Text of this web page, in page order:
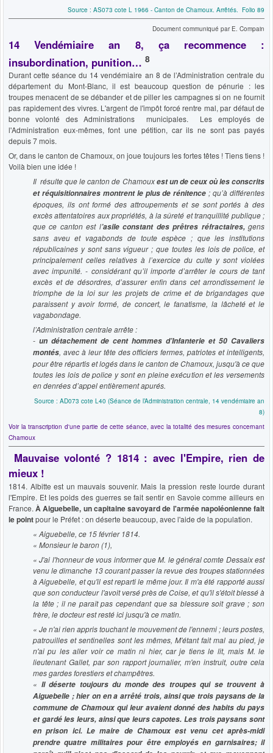
Source : AS073 cote L 1966 - Canton de Chamoux. Arrêtés. Folio 89
Document communiqué par E. Compain
14 Vendémiaire an 8, ça recommence :
insubordination, punition… 8
Durant cette séance du 14 vendémiaire an 8 de l’Administration centrale du
département du Mont-Blanc, il est beaucoup question de pénurie : les
troupes menacent de se débander et de piller les campagnes si on ne fournit
pas rapidement des vivres. L'argent de l'impôt forcé rentre mal, par défaut de
bonne volonté des Administrations municipales. Les employés de
l'Administration eux-mêmes, font une pétition, car ils ne sont pas payés
depuis 7 mois.
Or, dans le canton de Chamoux, on joue toujours les fortes têtes ! Tiens tiens !
Voilà bien une idée !
Il résulte que le canton de Chamouxest un de ceux où les conscrits
et réquisitionnaires montrent le plus de rénitence ; qu’à différentes
époques, ils ont formé des attroupements et se sont portés à des
excès attentatoires aux propriétés, à la sûreté et tranquillité publique ;
que ce canton est l’asile constant des prêtres réfractaires,gens
sans aveu et vagabonds de toute espèce ; que les institutions
républicaines y sont sans vigueur ; que toutes les lois de police, et
principalement celles relatives à l’exercice du culte y sont violées
avec impunité. - considérant qu’il importe d’arrêter le cours de tant
excès et de désordres, d’assurer enfin dans cet arrondissement le
triomphe de la loi sur les projets de crime et de brigandages que
paraissent y avoir formé, de concert, le fanatisme, la lâcheté et le
vagabondage.
l’Administration centrale arrête :
- un détachement de cent hommes d’Infanterie et 50 Cavaliers
montés, avec à leur tête des officiers fermes, patriotes et intelligents,
pour être répartis et logés dans le canton de Chamoux, jusqu'à ce que
toutes les lois de police y sont en pleine exécution et les versements
en denrées d’appel entièrement apurés.
Source : AD073 cote L40 (Séance de l’Administration centrale, 14 vendémiaire an
8)
Voir la transcription d'une partie de cette séance, avec la totalité des mesures concernant
Chamoux
Mauvaise volonté ? 1814 : avec l'Empire, rien de
mieux !
1814. Albitte est un mauvais souvenir. Mais la pression reste lourde durant
l'Empire. Et les poids des guerres se fait sentir en Savoie comme ailleurs en
France.À Aiguebelle, un capitaine savoyard de l'armée napoléonienne fait
le pointpour le Préfet : on déserte beaucoup, avec l'aide de la population.
« Aiguebelle, ce 15 février 1814.
« Monsieur le baron (1),
« J'ai l'honneur de vous informer que M. le général comte Dessaix est
venu le dimanche 13 courant passer la revue des troupes stationnées
à Aiguebelle, et qu'il est reparti le même jour. Il m'a été rapporté aussi
que son conducteur l'avoit versé près de Coise, et qu'il s'étoit blessé à
la tête ; il ne paraît pas cependant que sa blessure soit grave ; son
frère, le docteur est resté ici jusqu'à ce matin.
« Je n'ai rien appris touchant le mouvement de l'ennemi ; leurs postes,
patrouilles et sentinelles sont les mêmes, M'étant fait mal au pied, je
n'ai pu les aller voir ce matin ni hier, car je tiens le lit, mais M. le
lieutenant Gallet, par son rapport journalier, m'en instruit, outre cela
mes gardes forestiers et champêtres.
« Il déserte toujours du monde des troupes qui se trouvent à
Aiguebelle ; hier on en a arrêté trois, ainsi que trois paysans de la
commune de Chamoux qui leur avaient donné des habits du pays
et gardé les leurs, ainsi que leurs capotes. Les trois paysans sont
en prison ici. Le maire de Chamoux est venu cet après-midi
prendre quatre militaires pour être employés en garnisaires; il